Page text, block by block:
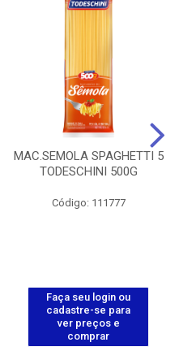
MAC.SEMOLA SPAGHETTI 5
TODESCHINI 500G
Código: 111777
Faça seu login ou
cadastre-se para
ver preços e
comprar